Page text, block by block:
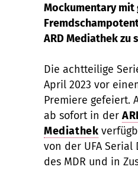
Mockumentary
ARD Mediathek zu
Die achtteilige
April 2023 vor
Premiere gefeiert.
ab sofort in der
Mediathek
von der UFA Serial
des MDR und in